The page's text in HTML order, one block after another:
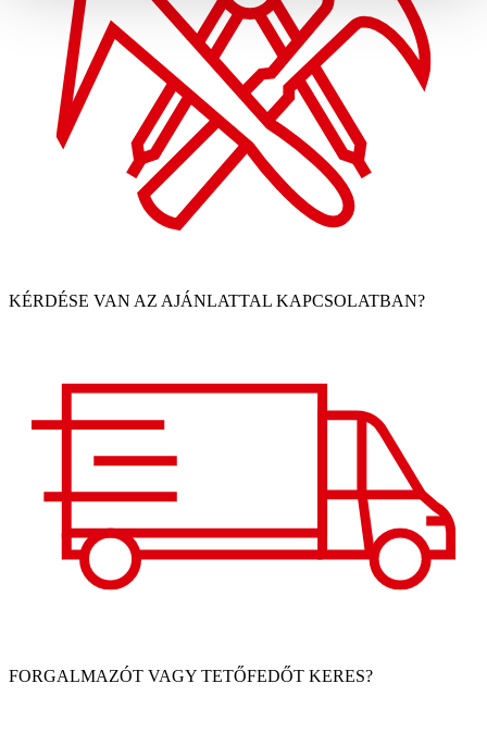
KÉRDÉSE VAN AZ AJÁNLATTAL KAPCSOLATBAN?
FORGALMAZÓT VAGY TETŐFEDŐT KERES?